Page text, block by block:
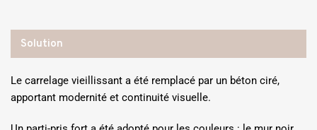
Solution
Le carrelage vieillissant a été remplacé par un béton ciré,
apportant modernité et continuité visuelle.